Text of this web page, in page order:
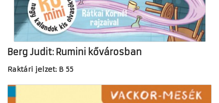
Berg Judit: Rumini kővárosban
Raktári jelzet: B 55